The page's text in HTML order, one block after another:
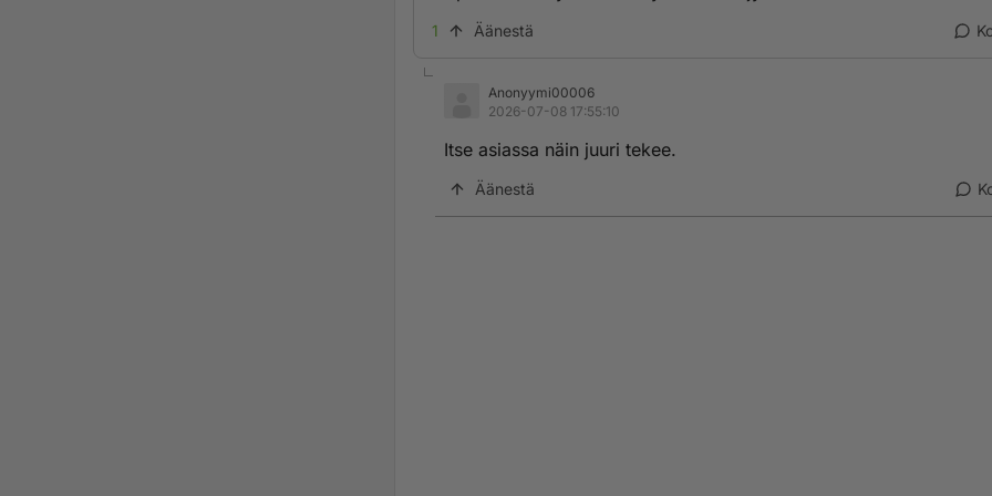
1 Äänestä
Anonyymi00006
2026-07-08 17:55:10
Itse asiassa näin juuri tekee.
Äänestä